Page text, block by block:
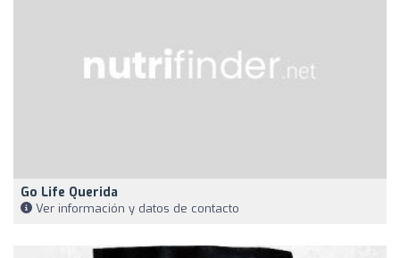
Go Life Querida
Ver información y datos de contacto